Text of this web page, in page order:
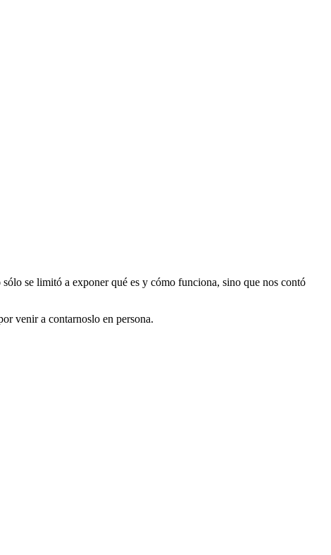
se limitó a exponer qué es y cómo funciona, sino que nos contó
venir a contarnoslo en persona.